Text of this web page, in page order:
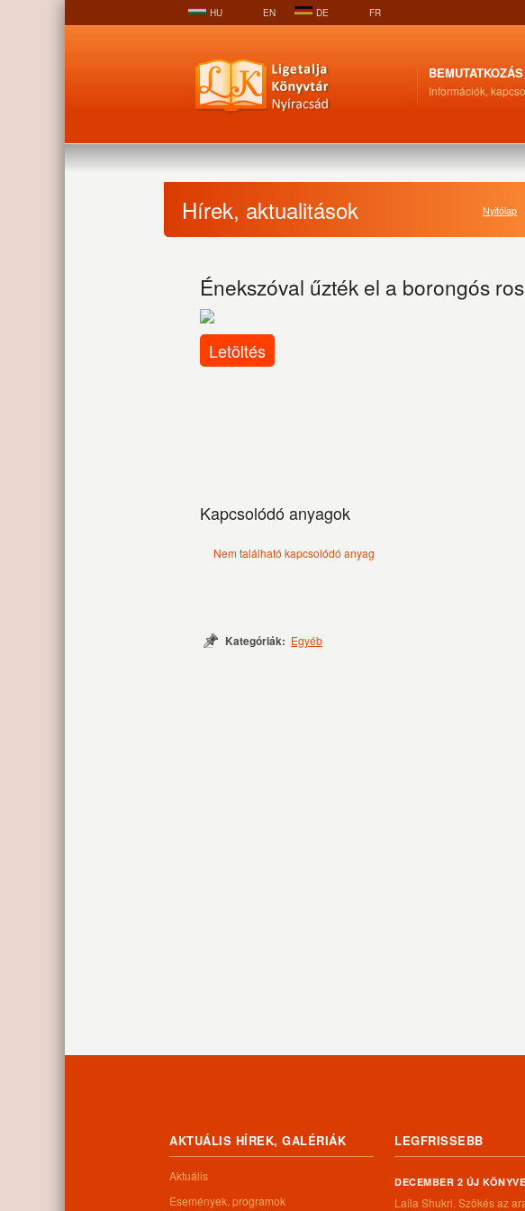
HU EN DE FR
BEMUTATKOZÁS
Információk,
Hírek, aktualitások Nyitólap
Énekszóval űzték el a borongós
Letöltés
Kapcsolódó anyagok
Nem található kapcsolódó anyag
Kategóriák: Egyéb
AKTUÁLIS HÍREK, GALÉRIÁK
Aktuális
Események, programok
LEGFRISSEBB
DECEMBER 2 ÚJ
Laila Shukri. Szökés ​az